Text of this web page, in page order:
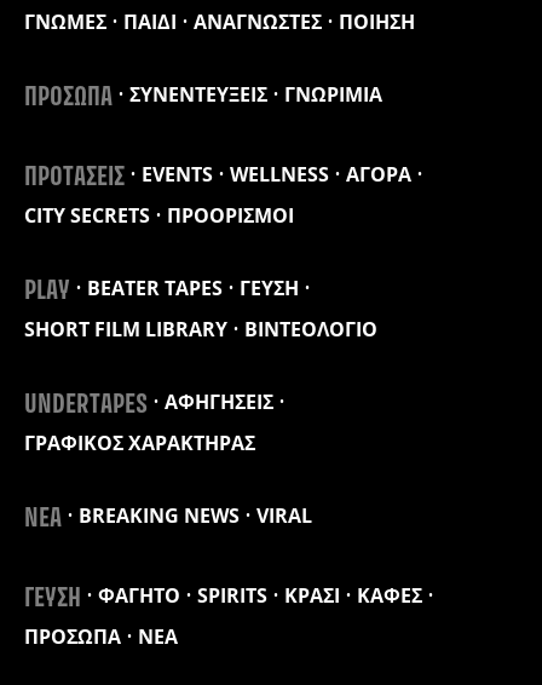
ΓΝΩΜΕΣ
ΠΑΙΔΙ ΑΝΑΓΝΩΣΤΕΣ ΠΟΙΗΣΗ
ΠΡΟΣΩΠΑ ΣΥΝΕΝΤΕΥΞΕΙΣ ΓΝΩΡΙΜΙΑ
ΠΡΟΤΑΣΕΙΣ EVENTS WELLNESS
ΑΓΟΡΑ
CITY SECRETS
ΠΡΟΟΡΙΣΜΟΙ
PLAY BEATER TAPES
ΓΕΥΣΗ
SHORT FILM LIBRARY
ΒΙΝΤΕΟΛΟΓΙΟ
UNDERTAPES
ΑΦΗΓΗΣΕΙΣ
ΓΡΑΦΙΚΟΣ ΧΑΡΑΚΤΗΡΑΣ
ΝΕΑ BREAKING NEWS VIRAL
ΓΕΥΣΗ ΦΑΓΗΤΟ SPIRITS ΚΡΑΣΙ
ΚΑΦΕΣ
ΠΡΟΣΩΠΑ
ΝΕΑ